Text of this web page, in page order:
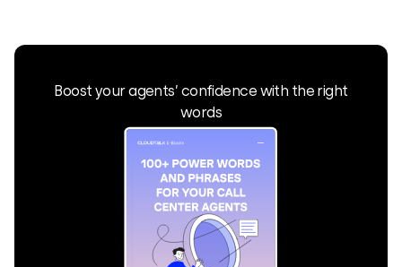
Boost your agents’ confidence with the right
words